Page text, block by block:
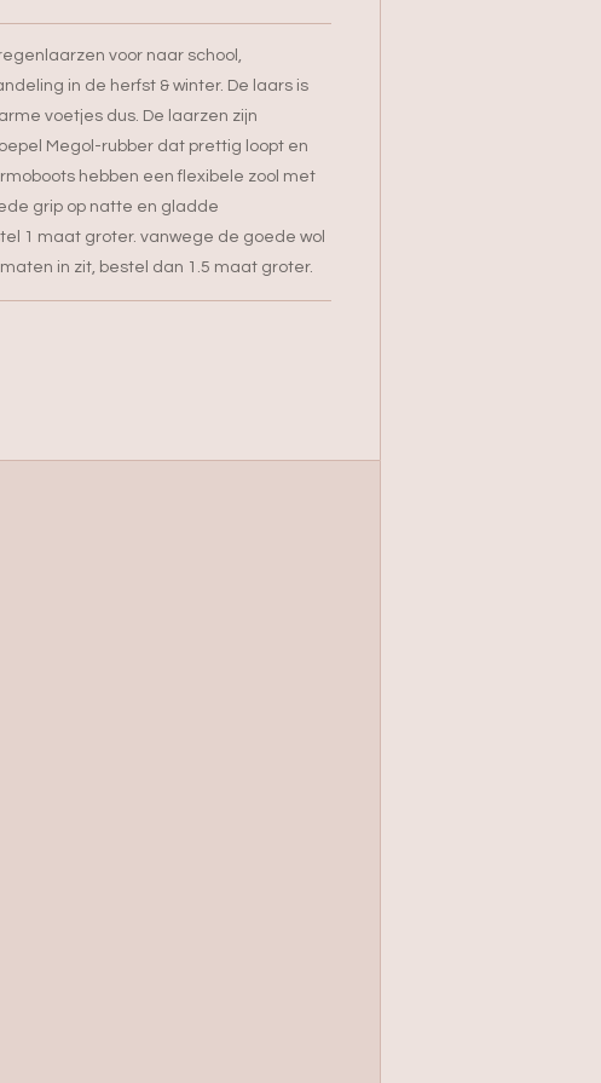
voor naar school,
in de herfst & winter. De laars is
voetjes dus. De laarzen zijn
Megol-rubber dat prettig loopt en
hebben een flexibele zool met
grip op natte en gladde
1 maat groter. vanwege de goede wol
in zit, bestel dan 1.5 maat groter.